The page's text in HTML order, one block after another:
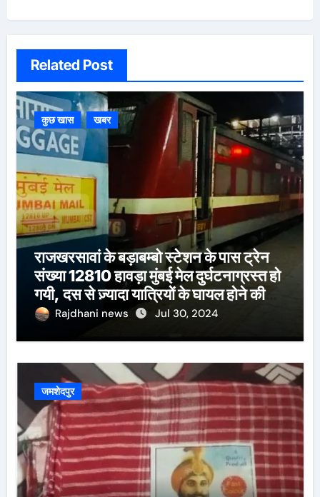
Related Post
कुछ खास खबर
राजखरसावां के बड़ाबम्बो स्टेशन के पास ट्रेन
संख्या 12810 हावड़ा मुंबई मेल दुर्घटनाग्रस्त हो
गयी, दस से ज़्यादा यात्रियों के घायल होने की
खबर।सरायकेला के वरीय पदाधिकारी
Rajdhani news Jul 30, 2024
जमशेदपुर